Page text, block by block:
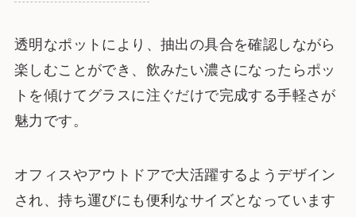
透明なポットにより、抽出の具合を確認しながら
楽しむことができ、飲みたい濃さになったらポッ
トを傾けてグラスに注ぐだけで完成する手軽さが
魅力です。
オフィスやアウトドアで大活躍するようデザイン
され、持ち運びにも便利なサイズとなっています​